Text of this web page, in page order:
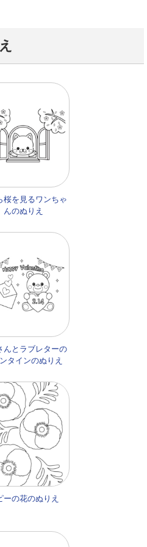
桜を見るワンちゃ
んのぬりえ
んとラブレターの
タインのぬりえ
ーの花のぬりえ